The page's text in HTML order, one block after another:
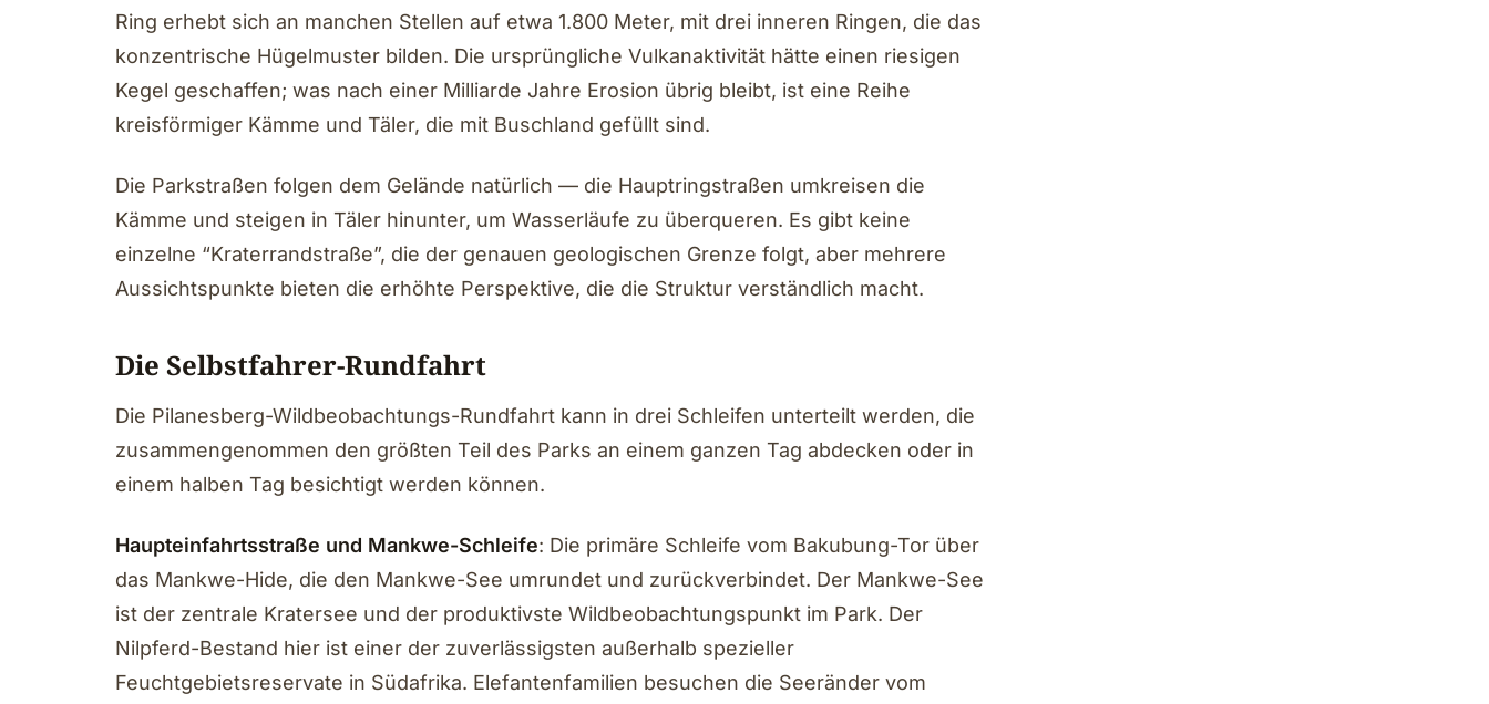
Ring erhebt sich an manchen Stellen auf etwa 1.800 Meter, mit drei inneren Ringen, die das
konzentrische Hügelmuster bilden. Die ursprüngliche Vulkanaktivität hätte einen riesigen
Kegel geschaffen; was nach einer Milliarde Jahre Erosion übrig bleibt, ist eine Reihe
kreisförmiger Kämme und Täler, die mit Buschland gefüllt sind.
Die Parkstraßen folgen dem Gelände natürlich — die Hauptringstraßen umkreisen die
Kämme und steigen in Täler hinunter, um Wasserläufe zu überqueren. Es gibt keine
einzelne “Kraterrandstraße”, die der genauen geologischen Grenze folgt, aber mehrere
Aussichtspunkte bieten die erhöhte Perspektive, die die Struktur verständlich macht.
Die Selbstfahrer-Rundfahrt
Die Pilanesberg-Wildbeobachtungs-Rundfahrt kann in drei Schleifen unterteilt werden, die
zusammengenommen den größten Teil des Parks an einem ganzen Tag abdecken oder in
einem halben Tag besichtigt werden können.
Haupteinfahrtsstraße und Mankwe-Schleife: Die primäre Schleife vom Bakubung-Tor über
das Mankwe-Hide, die den Mankwe-See umrundet und zurückverbindet. Der Mankwe-See
ist der zentrale Kratersee und der produktivste Wildbeobachtungspunkt im Park. Der
Nilpferd-Bestand hier ist einer der zuverlässigsten außerhalb spezieller
Feuchtgebietsreservate in Südafrika. Elefantenfamilien besuchen die Seeränder vom